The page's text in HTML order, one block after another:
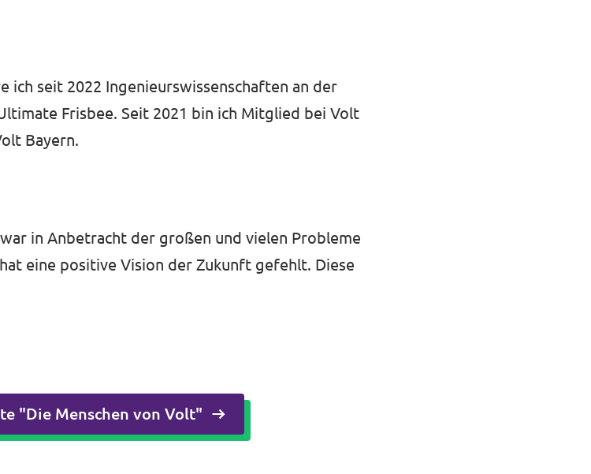
ich seit 2022 Ingenieurswissenschaften an der
Frisbee. Seit 2021 bin ich Mitglied bei Volt
Bayern.
in Anbetracht der großen und vielen Probleme
eine positive Vision der Zukunft gefehlt. Diese
"Die Menschen von Volt"